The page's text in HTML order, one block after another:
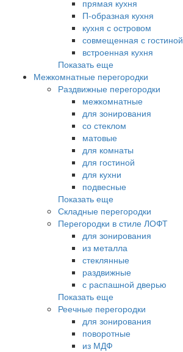
прямая кухня
П-образная кухня
кухня с островом
совмещенная с гостиной
встроенная кухня
Показать еще
Межкомнатные перегородки
Раздвижные перегородки
межкомнатные
для зонирования
со стеклом
матовые
для комнаты
для гостиной
для кухни
подвесные
Показать еще
Складные перегородки
Перегородки в стиле ЛОФТ
для зонирования
из металла
стеклянные
раздвижные
с распашной дверью
Показать еще
Реечные перегородки
для зонирования
поворотные
из МДФ